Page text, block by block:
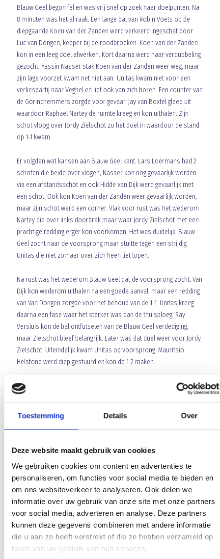
Toestemming Details Over
Deze website maakt gebruik van cookies
We gebruiken cookies om content en advertenties te
personaliseren, om functies voor social media te bieden en
om ons websiteverkeer te analyseren. Ook delen we
informatie over uw gebruik van onze site met onze partners
voor social media, adverteren en analyse. Deze partners
kunnen deze gegevens combineren met andere informatie
die u aan ze heeft verstrekt of die ze hebben verzameld op
basis van uw gebruik van hun services.
Blauw Geel begon fel en was vrij snel op zoek naar doelpunten. Na
8 minuten was het al raak. Een lange bal van Robin Voets op de
diepgaande Koen van der Zanden werd verkeerd ingeschat door
Luc van Dongen, keeper bij de roodbroeken. Koen van der Zanden
kon in een leeg doel afwerken. Kort daarna werd naar verdubbeling
gezocht. Yassin Nasser stak Koen van der Zanden weer weg, maar
zijn lage voorzet kwam net niet aan. Unitas kwam niet voor een
verliespartij naar Veghel en liet ook van zich horen. Een counter van
de Gorinchemmers zorgde voor gevaar. Jay van Boxtel gleed uit
waardoor Raphael Nartey de ruimte kreeg en kon uithalen. Zijn
schot vloog over Jordy Zielschot zo het doel in waardoor de stand
op 1-1 kwam.
Er volgden wat kansen aan Blauw Geel kant. Lars Loermans had 2
schoten die beide over vlogen, Nasser kon nog gevaarlijk worden
via een afstandsschot en ook Hidde van Dijk werd gevaarlijk met
een schot. Ook kon Koen van der Zanden weer gevaarlijk worden,
maar zijn schot werd een corner. Vlak voor rust was het wederom
Nartey die over links doorbrak maar waar Jordy Zielschot met een
prachtige redding erger kon voorkomen. Het was duidelijk: Blauw
Geel zocht naar de voorsprong maar stuitte tegen een strijdig
Unitas die niet zomaar over zich heen liet lopen.
Na rust was het wederom Blauw Geel dat de voorsprong zocht. Van
Dijk kon wederom uithalen na een goede aanval, maar een redding
van Van Dongen zorgde voor het behoud van de 1-1. Unitas kreeg
daarna een fase waar het sterker was dan de thuisploeg. Ray
Versluis kon de bal ontfutselen van de Blauw Geel verdediging,
maar Zielschot bleef belangrijk. Later was dat duel weer voor Jordy
Zielschot. Uiteindelijk kwam Unitas op voorsprong. Mauritsio
Helstone werd diep gestuurd en kon de 1-2 maken.
Blauw Geel in de achtervolging dus. Dave de Meij kon het proberen
over rechts, wat opgebouwd werd door Mitchel van Rosmalen,
kwam uit bij Jay van Boxtel. Zijn bal op de balvaste de Meij kwam
aan, en de Meij gaf de bal mee aan de middenvelder die de aanval
startte. Van Rosmalen twijfelde niet en maakte de bal met een